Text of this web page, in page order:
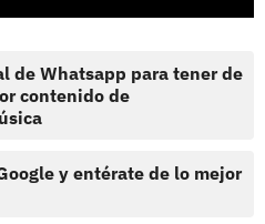
de Whatsapp para tener de
contenido de
y entérate de lo mejor